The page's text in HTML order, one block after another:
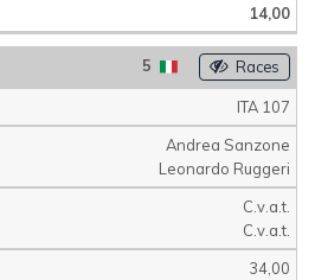
14,00
5 Races
ITA 107
Andrea Sanzone
Leonardo Ruggeri
C.v.a.t.
C.v.a.t.
34,00